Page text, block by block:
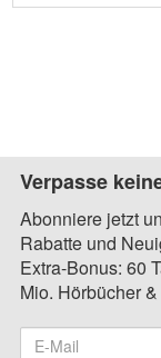
Verpasse
Abonniere jetzt
Rabatte und
Extra-Bonus: 60
Mio. Hörbücher